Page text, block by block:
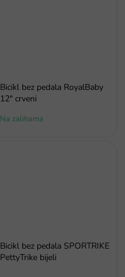
Bicikl bez pedala RoyalBaby
12" crveni
Na zalihama
Bicikl bez pedala SPORTRIKE
PettyTrike bijeli